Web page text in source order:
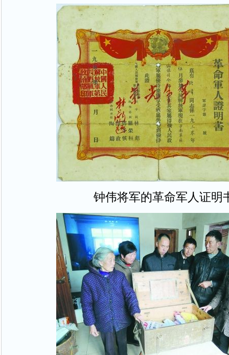
钟伟将军的革命军人证明